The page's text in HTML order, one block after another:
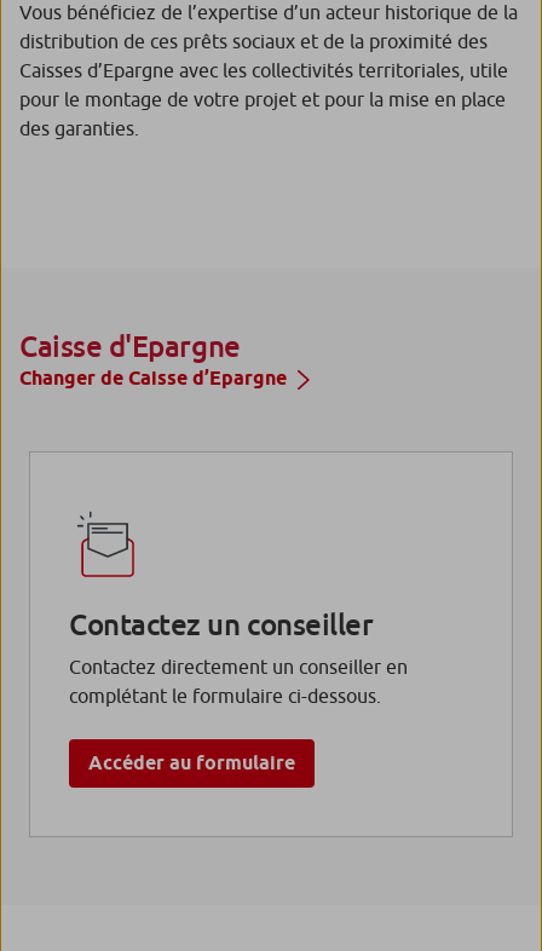
Vous bénéficiez de l’expertise d’un acteur historique de la
distribution de ces prêts sociaux et de la proximité des
Caisses d’Epargne avec les collectivités territoriales, utile
pour le montage de votre projet et pour la mise en place
des garanties.
Caisse d'Epargne
Changer de Caisse d’Epargne
Contactez un conseiller
Contactez directement un conseiller en
complétant le formulaire ci-dessous.
Accéder au formulaire